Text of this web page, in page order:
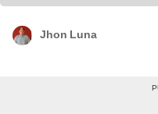
Jhon Luna